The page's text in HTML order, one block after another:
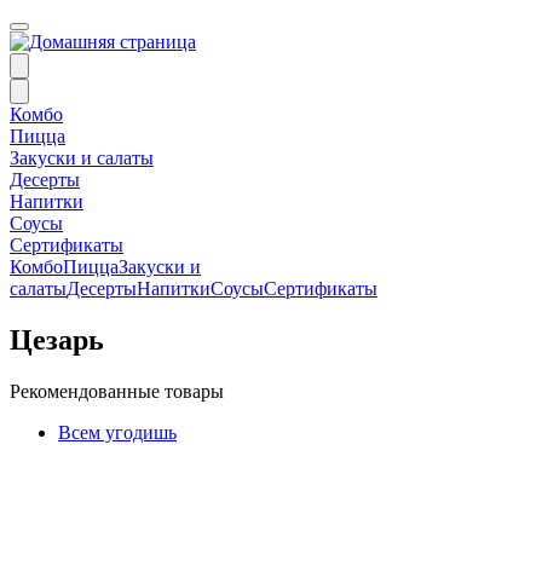
Комбо
Пицца
Закуски и салаты
Десерты
Напитки
Соусы
Сертификаты
КомбоПиццаЗакуски и
салатыДесертыНапиткиСоусыСертификаты
Цезарь
Рекомендованные товары
Всем угодишь